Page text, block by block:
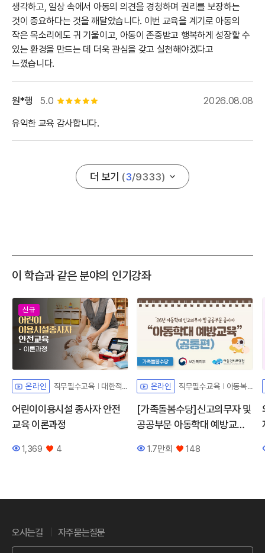
생각하고, 일상 속에서 아동의 의견을 경청하며 권리를 보장하는
것이 중요하다는 것을 깨달았습니다. 이번 교육을 계기로 아동의
작은 목소리에도 귀 기울이고, 아동이 존중받고 행복하게 성장할 수
있는 환경을 만드는 데 더욱 관심을 갖고 실천해야겠다고
느꼈습니다.
5.0 별점 5개
원*행
2026.08.08
유익한 교육 감사합니다.
더 보기 (3/9333)
이 학습과 같은 분야의 인기강좌
신규
온라인 직무필수교육 대한적십자사
어린이이용시설 종사자 안전
교육 이론과정
조회수
1,369
좋아요
4
온라인 직무필수교육 아동복지법해설
[가족돌봄수당]신고의무자 및
공공부문 아동학대 예방교육
조회수
1.7만회
좋아요
148
오시는길 자주묻는질문